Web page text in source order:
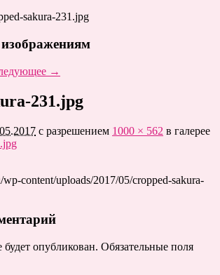
sakura-231.jpg
→
231.jpg
с разрешением 1000 × 562 в галерее
wp-content/uploads/2017/05/cropped-sakura-
опубликован. Обязательные поля